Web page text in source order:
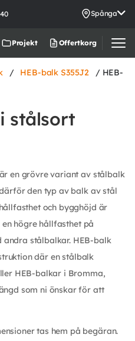
Spånga
Projekt Offertkorg
/ HEB-balk S355J2
/ HEB-
stålsort
en grövre variant av stålbalk
den typ av balk av stål
och bygghöjd är
högre hållfasthet på
stålbalkar. HEB-balk
där en stålbalk
HEB-balkar i Bromma,
som ni önskar för att
tas hem på begäran.